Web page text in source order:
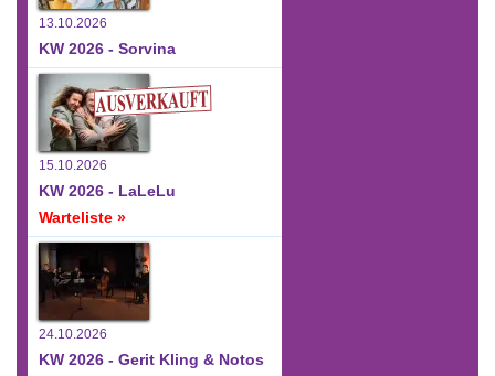
13.10.2026
KW 2026 - Sorvina
15.10.2026
KW 2026 - LaLeLu
Warteliste »
24.10.2026
KW 2026 - Gerit Kling & Notos